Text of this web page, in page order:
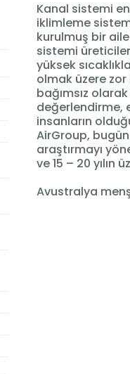
Kanal sistemi
iklimleme
kurulmuş bir
sistemi
yüksek
olmak üzere zor
bağımsız
değerlendirme,
insanların
AirGroup,
araştırmayı
ve 15 – 20 yılın
Avustralya